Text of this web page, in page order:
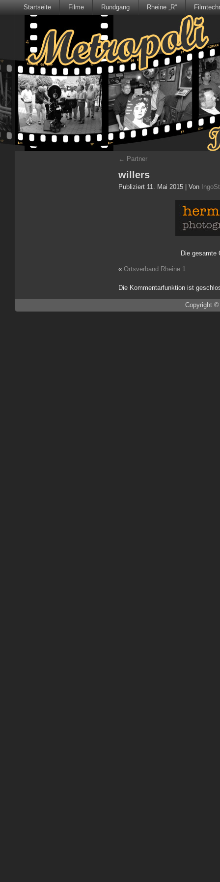
Startseite Filme Rundgang Rheine „R“
← Partner
willers
Publiziert 11. Mai 2015 Von
Die gesamte
« Ortsverband Rheine 1
Die Kommentarfunktion ist
Copyright ©